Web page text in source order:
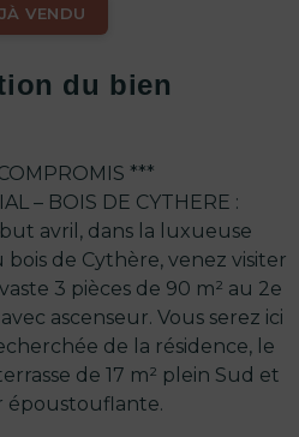
VENDU
du bien
***
– BOIS DE CYTHERE :
avril, dans la luxueuse
bois de Cythère, venez visiter
3 pièces de 90 m² au 2e
ascenseur. Vous serez ici
de la résidence, le
de 17 m² plein Sud et
époustouflante.